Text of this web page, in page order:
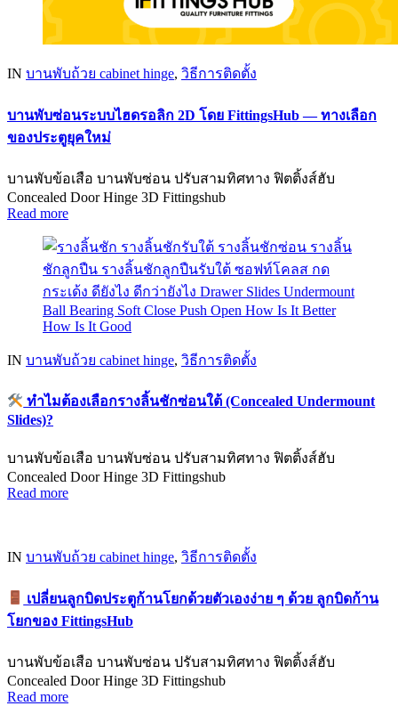
IN บานพับถ้วย cabinet hinge, วิธีการติดตั้ง
บานพับซ่อนระบบไฮดรอลิก 2D โดย FittingsHub — ทางเลือก
ของประตูยุคใหม่
บานพับข้อเสือ บานพับซ่อน ปรับสามทิศทาง ฟิตติ้งส์ฮับ
Concealed Door Hinge 3D Fittingshub
Read more
IN บานพับถ้วย cabinet hinge, วิธีการติดตั้ง
ทำไมต้องเลือกรางลิ้นชักซ่อนใต้ (Concealed Undermount
Slides)?
บานพับข้อเสือ บานพับซ่อน ปรับสามทิศทาง ฟิตติ้งส์ฮับ
Concealed Door Hinge 3D Fittingshub
Read more
IN บานพับถ้วย cabinet hinge, วิธีการติดตั้ง
เปลี่ยนลูกบิดประตูก้านโยกด้วยตัวเองง่าย ๆ ด้วย ลูกบิดก้าน
โยกของ FittingsHub
บานพับข้อเสือ บานพับซ่อน ปรับสามทิศทาง ฟิตติ้งส์ฮับ
Concealed Door Hinge 3D Fittingshub
Read more